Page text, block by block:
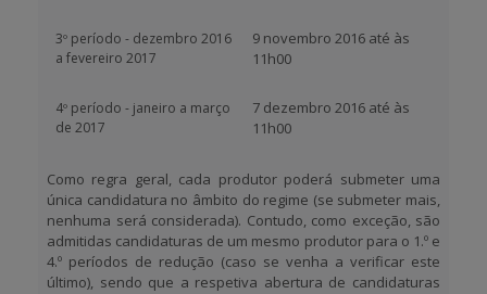
3º período - dezembro 2016
a fevereiro 2017
9 novembro 2016 até às
11h00
4º período - janeiro a março
de 2017
7 dezembro 2016 até às
11h00
Como regra geral, cada produtor poderá submeter uma
única candidatura no âmbito do regime (se submeter mais,
nenhuma será considerada). Contudo, como exceção, são
admitidas candidaturas de um mesmo produtor para o 1.º e
4.º períodos de redução (caso se venha a verificar este
último), sendo que a respetiva abertura de candidaturas